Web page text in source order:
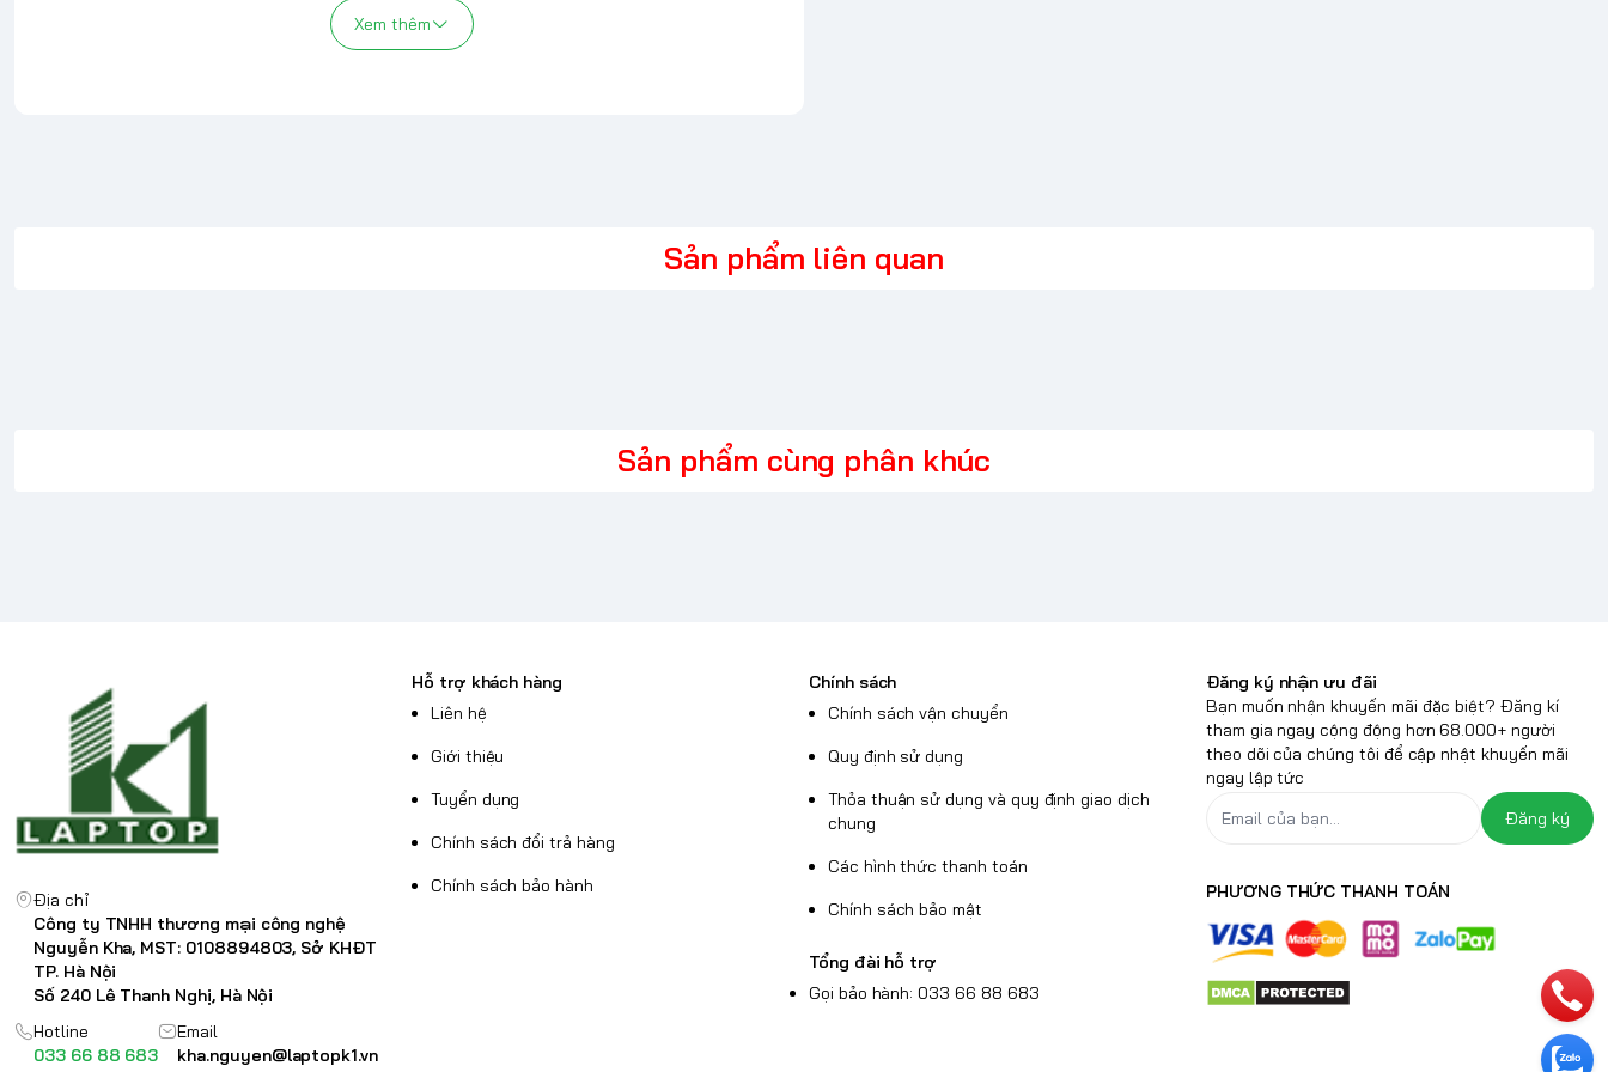
Xem thêm
Sản phẩm liên quan
Sản phẩm cùng phân khúc
Địa chỉ
Công ty TNHH thương mại công nghệ
Nguyễn Kha, MST: 0108894803, Sở KHĐT
TP. Hà Nội
Số 240 Lê Thanh Nghị, Hà Nội
Hotline
033 66 88 683
Email
kha.nguyen@laptopk1.vn
Hỗ trợ khách hàng
Liên hệ
Giới thiệu
Tuyển dụng
Chính sách đổi trả hàng
Chính sách bảo hành
Chính sách
Chính sách vận chuyển
Quy định sử dụng
Thỏa thuận sử dụng và quy định giao dịch
chung
Các hình thức thanh toán
Chính sách bảo mật
Tổng đài hỗ trợ
Gọi bảo hành: 033 66 88 683
Đăng ký nhận ưu đãi
Bạn muốn nhận khuyến mãi đặc biệt? Đăng kí
tham gia ngay cộng động hơn 68.000+ người
theo dõi của chúng tôi để cập nhật khuyến mãi
ngay lập tức
Đăng ký
PHƯƠNG THỨC THANH TOÁN